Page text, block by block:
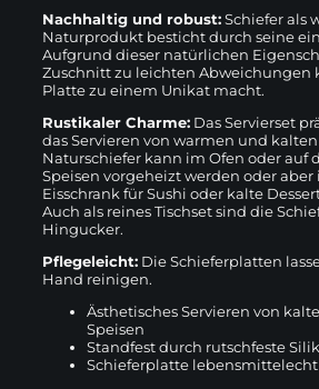
Nachhaltig und robust:Schiefer als
Naturprodukt besticht durch seine
Aufgrund dieser natürlichen
Zuschnitt zu leichten Abweichungen
Platte zu einem Unikat macht.
Rustikaler Charme: Das Servierset
das Servieren von warmen und
Naturschiefer kann im Ofen oder auf
Speisen vorgeheizt werden oder
Eisschrank für Sushi oder kalte
Auch als reines Tischset sind die
Hingucker.
Pflegeleicht: Die Schieferplatten
Hand reinigen.
Ästhetisches Servieren von
Speisen
Standfest durch rutschfeste
Schieferplatte